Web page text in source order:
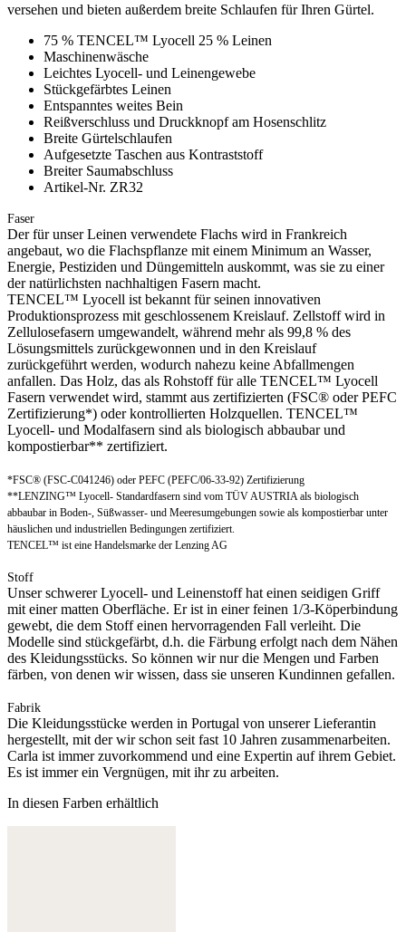
versehen und bieten außerdem breite Schlaufen für Ihren Gürtel.
75 % TENCEL™ Lyocell 25 % Leinen
Maschinenwäsche
Leichtes Lyocell- und Leinengewebe
Stückgefärbtes Leinen
Entspanntes weites Bein
Reißverschluss und Druckknopf am Hosenschlitz
Breite Gürtelschlaufen
Aufgesetzte Taschen aus Kontraststoff
Breiter Saumabschluss
Artikel-Nr. ZR32
Faser
Der für unser Leinen verwendete Flachs wird in Frankreich
angebaut, wo die Flachspflanze mit einem Minimum an Wasser,
Energie, Pestiziden und Düngemitteln auskommt, was sie zu einer
der natürlichsten nachhaltigen Fasern macht.
TENCEL™ Lyocell ist bekannt für seinen innovativen
Produktionsprozess mit geschlossenem Kreislauf. Zellstoff wird in
Zellulosefasern umgewandelt, während mehr als 99,8 % des
Lösungsmittels zurückgewonnen und in den Kreislauf
zurückgeführt werden, wodurch nahezu keine Abfallmengen
anfallen. Das Holz, das als Rohstoff für alle TENCEL™ Lyocell
Fasern verwendet wird, stammt aus zertifizierten (FSC® oder PEFC
Zertifizierung*) oder kontrollierten Holzquellen. TENCEL™
Lyocell- und Modalfasern sind als biologisch abbaubar und
kompostierbar** zertifiziert.
*FSC® (FSC-C041246) oder PEFC (PEFC/06-33-92) Zertifizierung
**LENZING™ Lyocell- Standardfasern sind vom TÜV AUSTRIA als biologisch
abbaubar in Boden-, Süßwasser- und Meeresumgebungen sowie als kompostierbar unter
häuslichen und industriellen Bedingungen zertifiziert.
TENCEL™ ist eine Handelsmarke der Lenzing AG
Stoff
Unser schwerer Lyocell- und Leinenstoff hat einen seidigen Griff
mit einer matten Oberfläche. Er ist in einer feinen 1/3-Köperbindung
gewebt, die dem Stoff einen hervorragenden Fall verleiht. Die
Modelle sind stückgefärbt, d.h. die Färbung erfolgt nach dem Nähen
des Kleidungsstücks. So können wir nur die Mengen und Farben
färben, von denen wir wissen, dass sie unseren Kundinnen gefallen.
Fabrik
Die Kleidungsstücke werden in Portugal von unserer Lieferantin
hergestellt, mit der wir schon seit fast 10 Jahren zusammenarbeiten.
Carla ist immer zuvorkommend und eine Expertin auf ihrem Gebiet.
Es ist immer ein Vergnügen, mit ihr zu arbeiten.
In diesen Farben erhältlich